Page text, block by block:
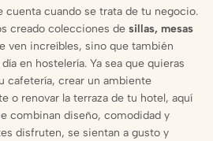
cuenta cuando se trata de tu negocio.
creado colecciones de sillas, mesas
ven increíbles, sino que también
en hostelería. Ya sea que quieras
cafetería, crear un ambiente
o renovar la terraza de tu hotel, aquí
combinan diseño, comodidad y
disfruten, se sientan a gusto y